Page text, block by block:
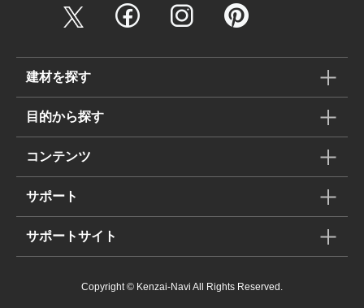
建材を探す
目的から探す
コンテンツ
サポート
サポートサイト
Copyright © Kenzai-Navi All Rights Reserved.